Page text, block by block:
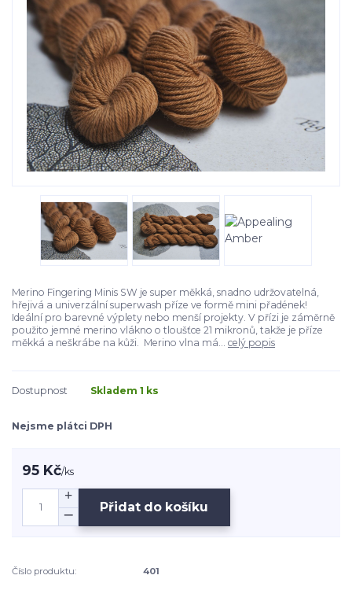
Merino Fingering Minis SW je super měkká, snadno udržovatelná,
hřejivá a univerzální superwash příze ve formě mini přadének!
Ideální pro barevné výplety nebo menší projekty. V přízi je záměrně
použito jemné merino vlákno o tloušťce 21 mikronů, takže je příze
měkká a neškrábe na kůži. Merino vlna má... celý popis
Dostupnost Skladem 1 ks
Nejsme plátci DPH
95 Kč/ks
Přidat do košíku
Číslo produktu: 401